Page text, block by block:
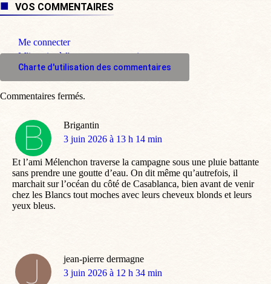
VOS COMMENTAIRES
Me connecter
M'inscrire à l'espace commentaire
Charte d'utilisation des commentaires
Brigantin
dit
3 juin 2026 à 13 h 14 min
Et l’ami Mélenchon traverse la campagne sous une pluie battante
sans prendre une goutte d’eau. On dit même qu’autrefois, il
marchait sur l’océan du côté de Casablanca, bien avant de venir
chez les Blancs tout moches avec leurs cheveux blonds et leurs
yeux bleus.
jean-pierre dermagne
dit
3 juin 2026 à 12 h 34 min
Commentaires fermés.